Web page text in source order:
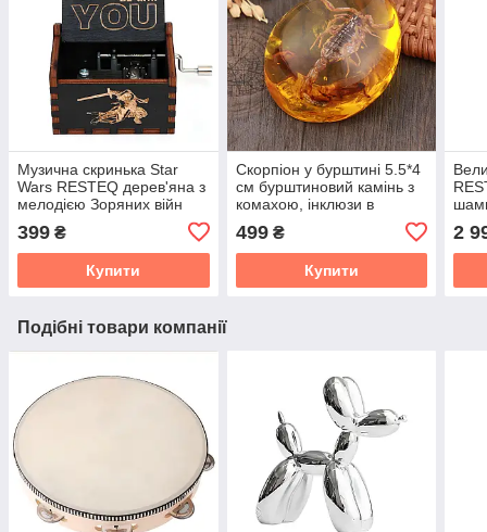
Музична скринька Star
Wars RESTEQ дерев'яна з
мелодією Зоряних війн
399 ₴
Купити
Скорпіон у бурштині 5.5*4
см бурштиновий камінь з
комахою, інклюзи в
бурштину
499₴
Купити
2
Подібні товари компанії